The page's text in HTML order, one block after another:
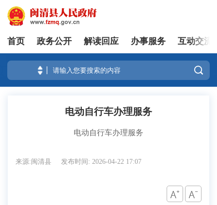
登录
首页 政务公开 解读回应 办事服务 互动交流

电动自行车办理服务
电动自行车办理服务
来源:闽清县 发布时间: 2026-04-22 17:07